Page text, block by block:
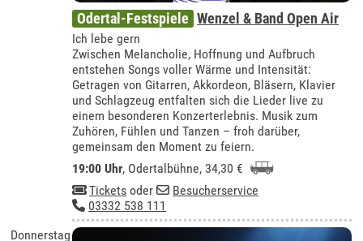
Odertal-Festspiele Wenzel & Band Open Air
Ich lebe gern
Zwischen Melancholie, Hoffnung und Aufbruch
entstehen Songs voller Wärme und Intensität:
Getragen von Gitarren, Akkordeon, Bläsern, Klavier
und Schlagzeug entfalten sich die Lieder live zu
einem besonderen Konzerterlebnis. Musik zum
Zuhören, Fühlen und Tanzen – froh darüber,
gemeinsam den Moment zu feiern.
19:00 Uhr, Odertalbühne, 34,30 €
Tickets oder
Besucherservice
03332 538 111
Donnerstag